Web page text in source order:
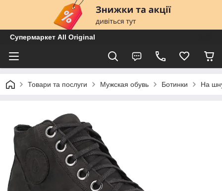
Супермаркет All Original
Товари та послуги Мужская обувь Ботинки На